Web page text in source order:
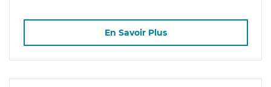
En Savoir Plus